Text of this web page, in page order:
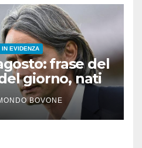
IN EVIDENZA
frase del
giorno, nati
oggi
BOVONE